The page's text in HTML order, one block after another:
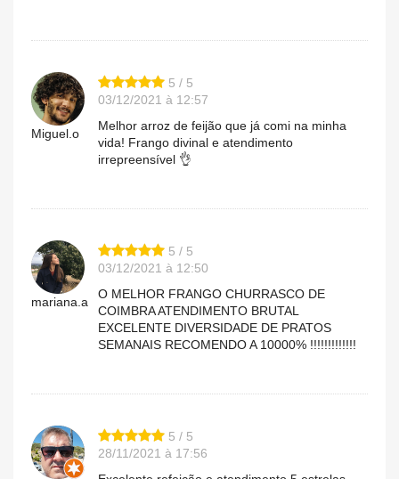
Miguel.o
5 / 5
03/12/2021 à 12:57
Melhor arroz de feijão que já comi na minha
vida! Frango divinal e atendimento
irrepreensível 👌
mariana.a
5 / 5
03/12/2021 à 12:50
O MELHOR FRANGO CHURRASCO DE
COIMBRA ATENDIMENTO BRUTAL
EXCELENTE DIVERSIDADE DE PRATOS
SEMANAIS RECOMENDO A 10000% !!!!!!!!!!!!!
5 / 5
28/11/2021 à 17:56